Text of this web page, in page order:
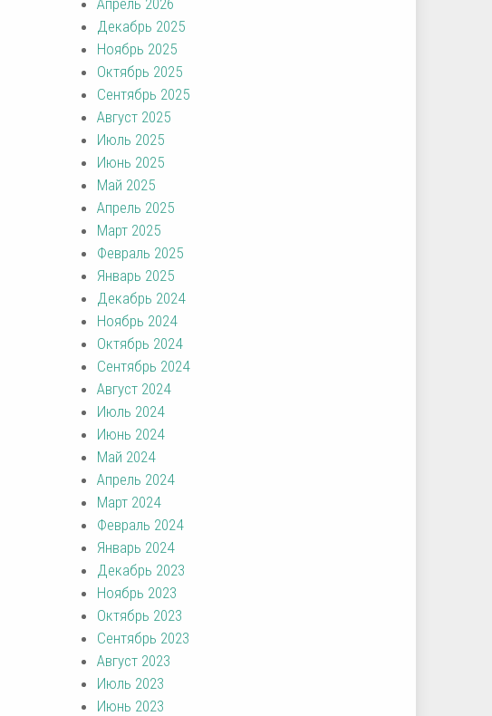
Декабрь 2025
Ноябрь 2025
Октябрь 2025
Сентябрь 2025
Август 2025
Июль 2025
Июнь 2025
Май 2025
Апрель 2025
Март 2025
Февраль 2025
Январь 2025
Декабрь 2024
Ноябрь 2024
Октябрь 2024
Сентябрь 2024
Август 2024
Июль 2024
Июнь 2024
Май 2024
Апрель 2024
Март 2024
Февраль 2024
Январь 2024
Декабрь 2023
Ноябрь 2023
Октябрь 2023
Сентябрь 2023
Август 2023
Июль 2023
Июнь 2023